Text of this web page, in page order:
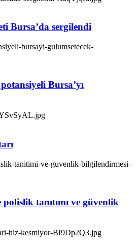
Bursa’da sergilendi
Bursa’yı
tanıtımı ve güvenlik